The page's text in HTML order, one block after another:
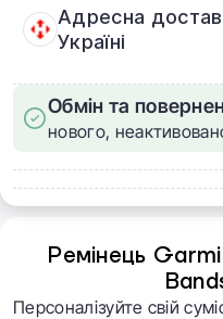
Адресна
Україні
Обмін та
нового,
Ремінець
Персоналізуйте свій